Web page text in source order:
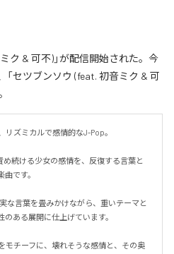
ク & 可不)」が配信開始された。今
セツブンソウ (feat. 初音ミク & 可
ズミカルで感情的なJ-Pop。
続ける少女の感情を、反復する言葉と
です。
実な言葉を畳みかけながら、重いテーマと
ある展開に仕上げています。
モチーフに、壊れそうな感情と、その奥